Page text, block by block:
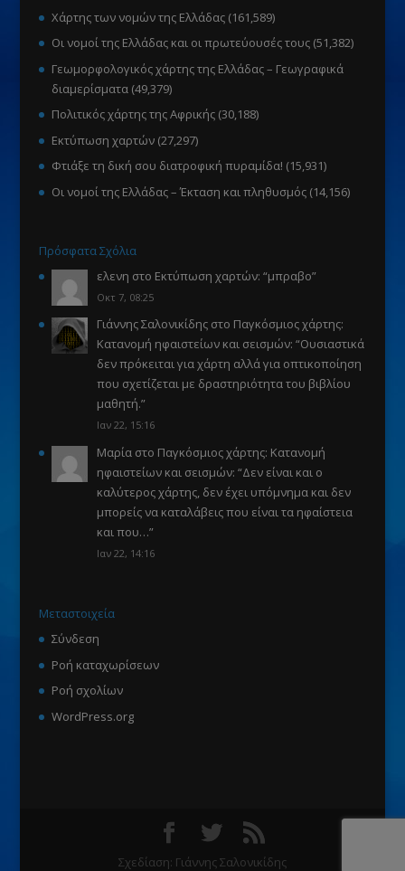
Χάρτης των νομών της Ελλάδας (161,589)
Οι νομοί της Ελλάδας και οι πρωτεύουσές τους (51,382)
Γεωμορφολογικός χάρτης της Ελλάδας – Γεωγραφικά
διαμερίσματα (49,379)
Πολιτικός χάρτης της Αφρικής (30,188)
Εκτύπωση χαρτών (27,297)
Φτιάξε τη δική σου διατροφική πυραμίδα! (15,931)
Οι νομοί της Ελλάδας – Έκταση και πληθυσμός (14,156)
Πρόσφατα Σχόλια
ελενη στο Εκτύπωση χαρτών: “μπραβο”
Οκτ 7, 08:25
Γιάννης Σαλονικίδηςστο Παγκόσμιος χάρτης:
Κατανομή ηφαιστείων και σεισμών: “Ουσιαστικά
δεν πρόκειται για χάρτη αλλά για οπτικοποίηση
που σχετίζεται με δραστηριότητα του βιβλίου
μαθητή.”
Ιαν 22, 15:16
Μαρίαστο Παγκόσμιος χάρτης: Κατανομή
ηφαιστείων και σεισμών: “Δεν είναι και ο
καλύτερος χάρτης, δεν έχει υπόμνημα και δεν
μπορείς να καταλάβεις που είναι τα ηφαίστεια
και που…”
Ιαν 22, 14:16
Μεταστοιχεία
Σύνδεση
Ροή καταχωρίσεων
Ροή σχολίων
WordPress.org
Σχεδίαση: Γιάννης Σαλονικίδης